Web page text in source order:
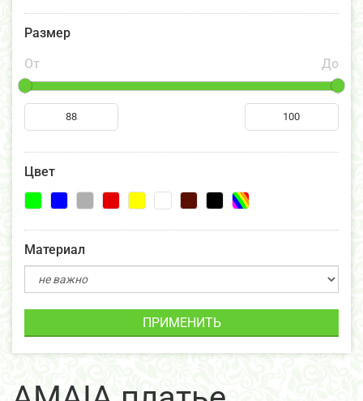
Размер
От
До
Цвет
Материал
ПРИМЕНИТЬ